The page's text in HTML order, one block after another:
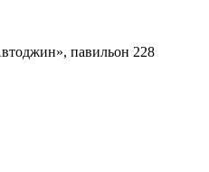
павильон 228